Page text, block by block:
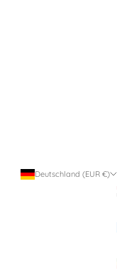
Deutschland (EUR €)